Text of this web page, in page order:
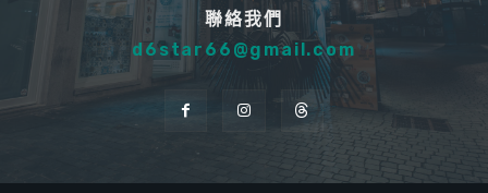
聯絡我們
d6star66@gmail.com